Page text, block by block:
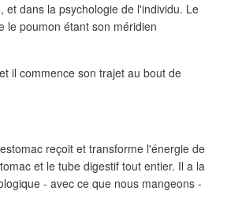
dans la psychologie de l'individu. Le
le poumon étant son méridien
il commence son trajet au bout de
reçoit et transforme l'énergie de
et le tube digestif tout entier. Il a la
- avec ce que nous mangeons -